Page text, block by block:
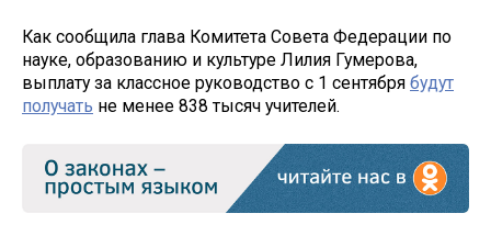
Как сообщила глава Комитета Совета Федерации по
науке, образованию и культуре Лилия Гумерова,
выплату за классное руководство с 1 сентября будут
получать не менее 838 тысяч учителей.